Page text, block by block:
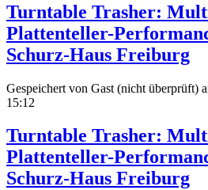
Turntable Trasher:
Plattenteller-
Schurz-Haus Freiburg
Gespeichert von Gast (nicht überprüft)
15:12
Turntable Trasher:
Plattenteller-
Schurz-Haus Freiburg